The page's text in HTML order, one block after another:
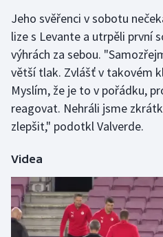
Házená
Jezdectví
Judo
Krasobruslení
Lezení
Lyže a snowboard
Moderní pětiboj
Jeho svěřenci v sobotu
lize s Levante a utrpěli první
výhrách za sebou.
větší tlak. Zvlášť v takovém
Myslím, že je to v pořádku,
reagovat. Nehráli jsme
zlepšit," podotkl Valverde.
Videa